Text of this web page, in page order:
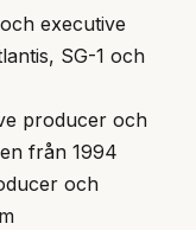
executive
SG-1 och
producer och
från 1994
och